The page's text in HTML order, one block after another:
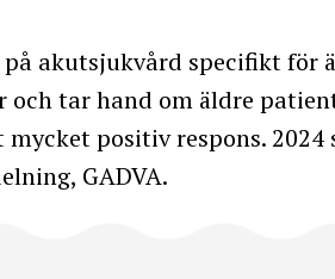
akutsjukvård specifikt för
tar hand om äldre
positiv respons. 2024
GADVA.